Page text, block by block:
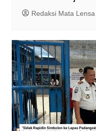
Redaksi Mata Lensa